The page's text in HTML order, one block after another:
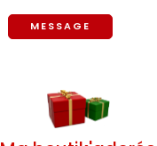
MESSAGE